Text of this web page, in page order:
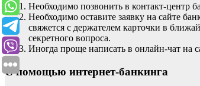
Необходимо позвонить в контакт-центр
Необходимо оставите заявку на сайте
свяжется с держателем карточки в
секретного вопроса.
Иногда проще написать в онлайн-чат на
С помощью интернет-банкинга